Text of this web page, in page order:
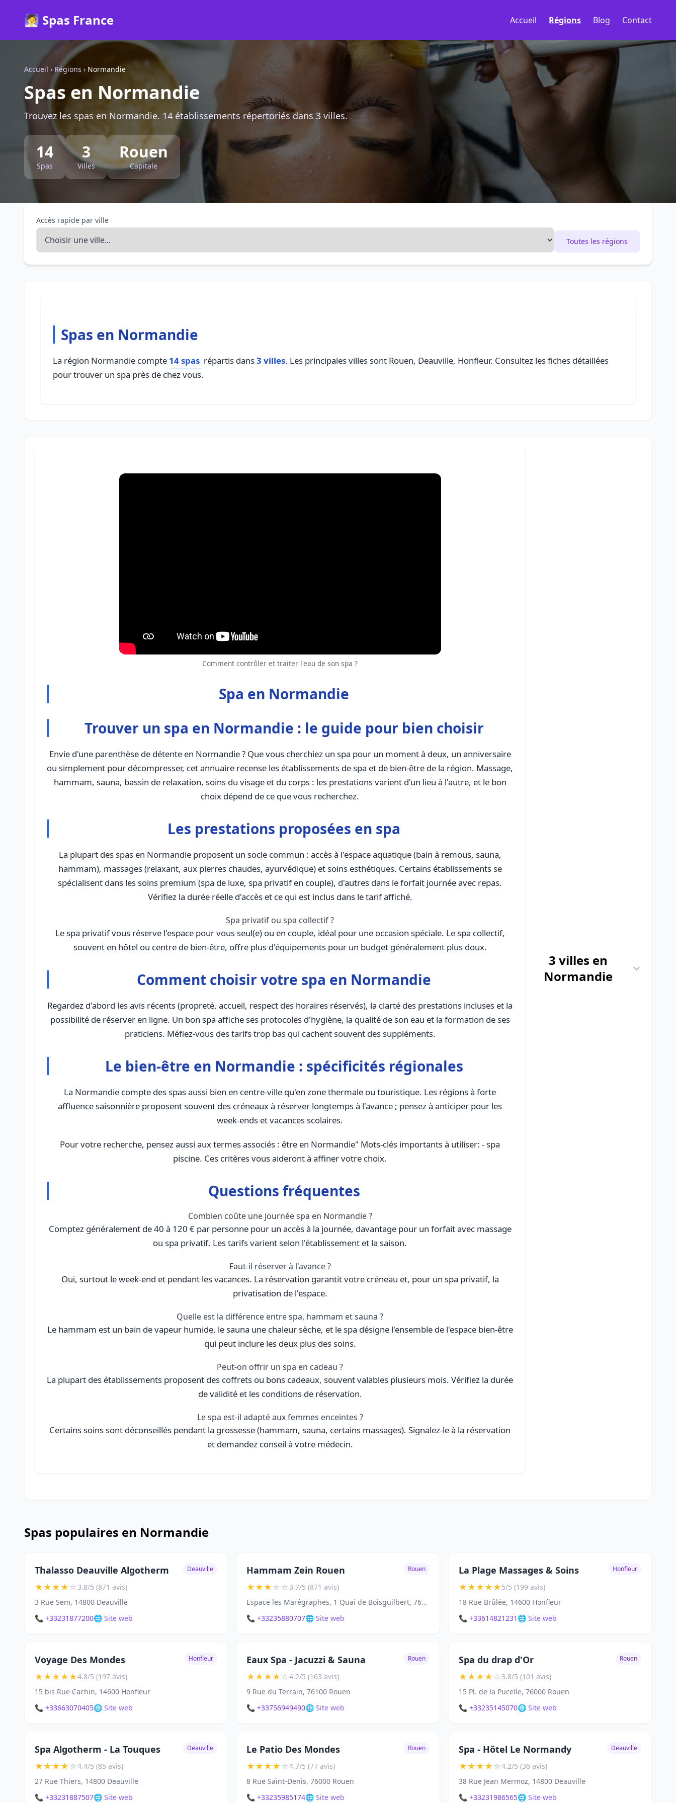
🧖 Spas France Accueil Régions Blog Contact
Accueil › Régions › Normandie
Spas en Normandie
Trouvez les spas en Normandie. 14 établissements répertoriés dans 3 villes.
14
Spas
3
Villes
Rouen
Capitale
Accès rapide par ville
Toutes les régions
Spas en Normandie
La région Normandie compte 14 spas répartis dans3 villes. Les principales villes sont Rouen, Deauville, Honfleur. Consultez les fiches détaillées
pour trouver un spa près de chez vous.
Comment contrôler et traiter l'eau de son spa ?
Spa en Normandie
Trouver un spa en Normandie : le guide pour bien choisir
Envie d'une parenthèse de détente en Normandie ? Que vous cherchiez un spa pour un moment à deux, un anniversaire
ou simplement pour décompresser, cet annuaire recense les établissements de spa et de bien-être de la région. Massage,
hammam, sauna, bassin de relaxation, soins du visage et du corps : les prestations varient d'un lieu à l'autre, et le bon
choix dépend de ce que vous recherchez.
Les prestations proposées en spa
La plupart des spas en Normandie proposent un socle commun : accès à l'espace aquatique (bain à remous, sauna,
hammam), massages (relaxant, aux pierres chaudes, ayurvédique) et soins esthétiques. Certains établissements se
spécialisent dans les soins premium (spa de luxe, spa privatif en couple), d'autres dans le forfait journée avec repas.
Vérifiez la durée réelle d'accès et ce qui est inclus dans le tarif affiché.
Spa privatif ou spa collectif ?
Le spa privatif vous réserve l'espace pour vous seul(e) ou en couple, idéal pour une occasion spéciale. Le spa collectif,
souvent en hôtel ou centre de bien-être, offre plus d'équipements pour un budget généralement plus doux.
Comment choisir votre spa en Normandie
Regardez d'abord les avis récents (propreté, accueil, respect des horaires réservés), la clarté des prestations incluses et la
possibilité de réserver en ligne. Un bon spa affiche ses protocoles d'hygiène, la qualité de son eau et la formation de ses
praticiens. Méfiez-vous des tarifs trop bas qui cachent souvent des suppléments.
Le bien-être en Normandie : spécificités régionales
La Normandie compte des spas aussi bien en centre-ville qu'en zone thermale ou touristique. Les régions à forte
affluence saisonnière proposent souvent des créneaux à réserver longtemps à l'avance ; pensez à anticiper pour les
week-ends et vacances scolaires.
Pour votre recherche, pensez aussi aux termes associés : être en Normandie" Mots-clés importants à utiliser: - spa
piscine. Ces critères vous aideront à affiner votre choix.
Questions fréquentes
Combien coûte une journée spa en Normandie ?
Comptez généralement de 40 à 120 € par personne pour un accès à la journée, davantage pour un forfait avec massage
ou spa privatif. Les tarifs varient selon l'établissement et la saison.
Faut-il réserver à l'avance ?
Oui, surtout le week-end et pendant les vacances. La réservation garantit votre créneau et, pour un spa privatif, la
privatisation de l'espace.
Quelle est la différence entre spa, hammam et sauna ?
Le hammam est un bain de vapeur humide, le sauna une chaleur sèche, et le spa désigne l'ensemble de l'espace bien-être
qui peut inclure les deux plus des soins.
Peut-on offrir un spa en cadeau ?
La plupart des établissements proposent des coffrets ou bons cadeaux, souvent valables plusieurs mois. Vérifiez la durée
de validité et les conditions de réservation.
Le spa est-il adapté aux femmes enceintes ?
Certains soins sont déconseillés pendant la grossesse (hammam, sauna, certains massages). Signalez-le à la réservation
et demandez conseil à votre médecin.
3 villes en
Normandie
Spas populaires en Normandie
Thalasso Deauville Algotherm Deauville
★★★★☆3.8/5 (871 avis)
3 Rue Sem, 14800 Deauville
📞 +33231877200🌐 Site web
Hammam Zein Rouen Rouen
★★★☆☆3.7/5 (871 avis)
Espace les Marégraphes, 1 Quai de Boisguilbert, 76000 Rouen
📞 +33235880707🌐 Site web
La Plage Massages & Soins Honfleur
★★★★★5/5 (199 avis)
18 Rue Brûlée, 14600 Honfleur
📞 +33614821231 🌐 Site web
Voyage Des Mondes Honfleur
★★★★★4.8/5 (197 avis)
15 bis Rue Cachin, 14600 Honfleur
📞 +33663070405🌐 Site web
Eaux Spa - Jacuzzi & Sauna Rouen
★★★★☆4.2/5 (163 avis)
9 Rue du Terrain, 76100 Rouen
📞 +33756949490🌐 Site web
Spa du drap d'Or Rouen
★★★★☆3.8/5 (101 avis)
15 Pl. de la Pucelle, 76000 Rouen
📞 +33235145070🌐 Site web
Spa Algotherm - La Touques Deauville
★★★★☆4.4/5 (85 avis)
27 Rue Thiers, 14800 Deauville
📞 +33231887507🌐 Site web
Le Patio Des Mondes Rouen
★★★★☆4.7/5 (77 avis)
8 Rue Saint-Denis, 76000 Rouen
📞 +33235985174🌐 Site web
Spa - Hôtel Le Normandy Deauville
★★★★☆4.2/5 (36 avis)
38 Rue Jean Mermoz, 14800 Deauville
📞 +33231986565🌐 Site web